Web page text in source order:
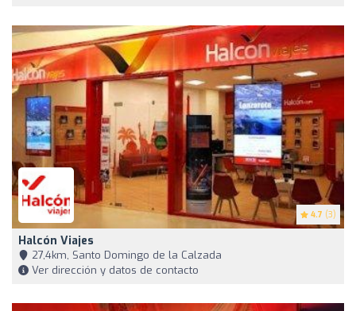
4.7 (3)
Halcón Viajes
27,4km, Santo Domingo de la Calzada
Ver dirección y datos de contacto